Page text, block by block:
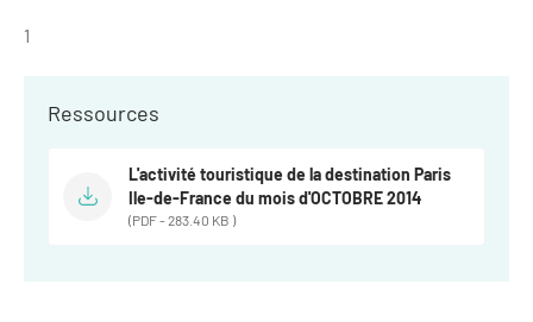
1
Ressources
L'activité touristique de la destination Paris
Ile-de-France du mois d'OCTOBRE 2014
(PDF - 283.40 KB )